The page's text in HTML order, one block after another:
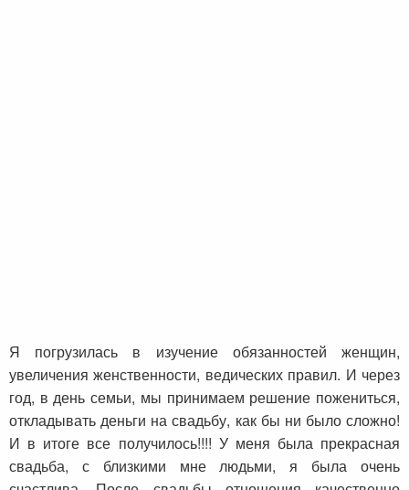
Я погрузилась в изучение обязанностей женщин,
увеличения женственности, ведических правил. И через
год, в день семьи, мы принимаем решение пожениться,
откладывать деньги на свадьбу, как бы ни было сложно!
И в итоге все получилось!!!! У меня была прекрасная
свадьба, с близкими мне людьми, я была очень